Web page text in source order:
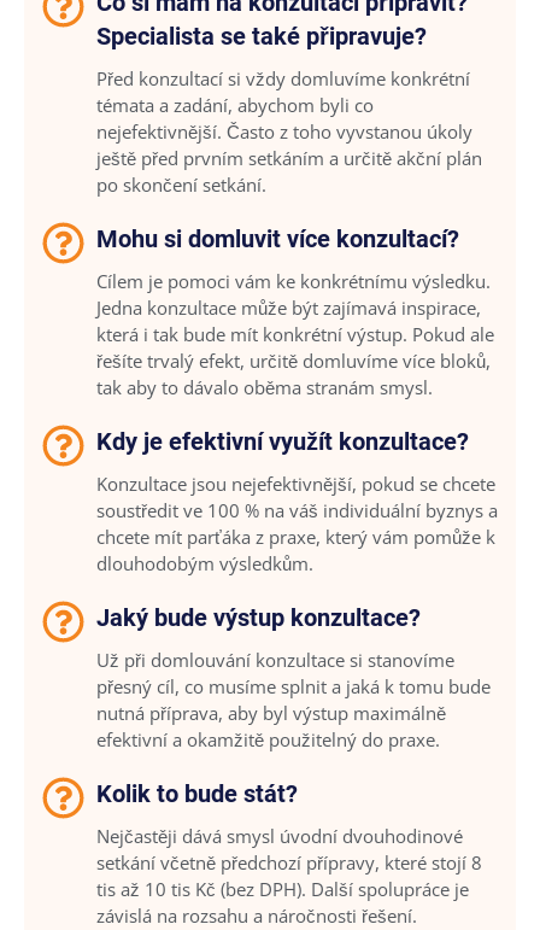
Specialista se také připravuje?
Před konzultací si vždy domluvíme konkrétní
témata a zadání, abychom byli co
nejefektivnější. Často z toho vyvstanou úkoly
ještě před prvním setkáním a určitě akční plán
po skončení setkání.
Mohu si domluvit více konzultací?
Cílem je pomoci vám ke konkrétnímu výsledku.
Jedna konzultace může být zajímavá inspirace,
která i tak bude mít konkrétní výstup. Pokud ale
řešíte trvalý efekt, určitě domluvíme více bloků,
tak aby to dávalo oběma stranám smysl.
Kdy je efektivní využít konzultace?
Konzultace jsou nejefektivnější, pokud se chcete
soustředit ve 100 % na váš individuální byznys a
chcete mít parťáka z praxe, který vám pomůže k
dlouhodobým výsledkům.
Jaký bude výstup konzultace?
Už při domlouvání konzultace si stanovíme
přesný cíl, co musíme splnit a jaká k tomu bude
nutná příprava, aby byl výstup maximálně
efektivní a okamžitě použitelný do praxe.
Kolik to bude stát?
Nejčastěji dává smysl úvodní dvouhodinové
setkání včetně předchozí přípravy, které stojí 8
tis až 10 tis Kč (bez DPH). Další spolupráce je
závislá na rozsahu a náročnosti řešení.